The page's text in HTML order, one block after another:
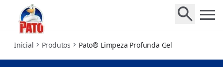
deep-action-gel
Inicial Produtos Pato® Limpeza Profunda Gel